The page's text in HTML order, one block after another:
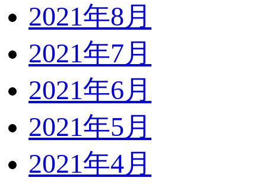
2021年8月
2021年7月
2021年6月
2021年5月
2021年4月